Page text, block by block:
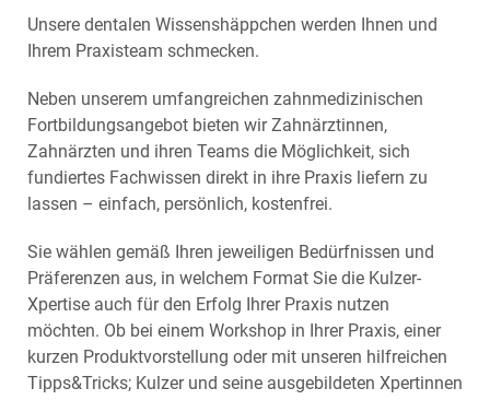
Unsere dentalen Wissenshäppchen werden Ihnen und
Ihrem Praxisteam schmecken.
Neben unserem umfangreichen zahnmedizinischen
Fortbildungsangebot bieten wir Zahnärztinnen,
Zahnärzten und ihren Teams die Möglichkeit, sich
fundiertes Fachwissen direkt in ihre Praxis liefern zu
lassen – einfach, persönlich, kostenfrei.
Sie wählen gemäß Ihren jeweiligen Bedürfnissen und
Präferenzen aus, in welchem Format Sie die Kulzer-
Xpertise auch für den Erfolg Ihrer Praxis nutzen
möchten. Ob bei einem Workshop in Ihrer Praxis, einer
kurzen Produktvorstellung oder mit unseren hilfreichen
Tipps&Tricks; Kulzer und seine ausgebildeten Xpertinnen